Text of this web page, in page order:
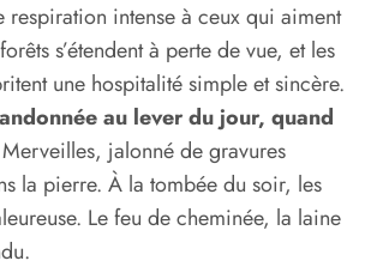
intense à ceux qui aiment
s’étendent à perte de vue, et les
une hospitalité simple et sincère.
au lever du jour, quand
jalonné de gravures
la pierre. À la tombée du soir, les
Le feu de cheminée, la laine